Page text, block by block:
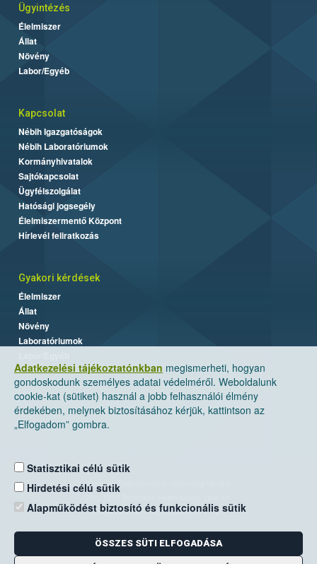
Adatkezelési tájékoztatónkban megismerheti, hogyan
gondoskodunk személyes adatai védelméről. Weboldalunk
cookie-kat (sütiket) használ a jobb felhasználói élmény
érdekében, melynek biztosításához kérjük, kattintson az
„Elfogadom” gombra.
Statisztikai célú sütik
Hirdetési célú sütik
Alapműködést biztosító és funkcionális sütik
ÖSSZES SÜTI ELFOGADÁSA
Ügyintézés
Élelmiszer
Állat
Növény
Labor/Egyéb
Kapcsolat
Nébih Igazgatóságok
Nébih Laboratóriumok
Kormányhivatalok
Sajtókapcsolat
Ügyfélszolgálat
Hatósági jogsegély
Élelmiszermentő Központ
Hírlevél feliratkozás
Gyakori kérdések
Élelmiszer
Állat
Növény
Laboratóriumok
Nemzeti Élelmiszerlánc-biztonsági Hivatal
Levelezési cím: 1525 Budapest. Pf. 30.
E-mail:ugyfelszolgalat@nebih.gov.hu